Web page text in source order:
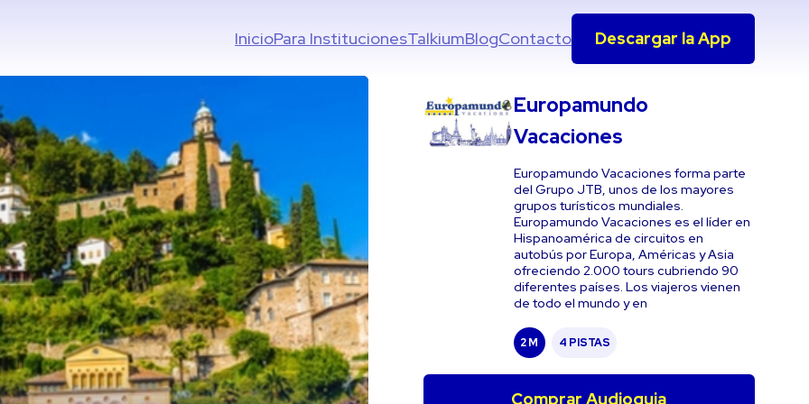
InicioPara InstitucionesTalkiumBlogContacto Descargar la App
Europamundo
Vacaciones
Europamundo Vacaciones forma parte
del Grupo JTB, unos de los mayores
grupos turísticos mundiales.
Europamundo Vacaciones es el líder en
Hispanoamérica de circuitos en
autobús por Europa, Américas y Asia
ofreciendo 2.000 tours cubriendo 90
diferentes países. Los viajeros vienen
de todo el mundo y en
2 M 4 PISTAS
Comprar Audioguia